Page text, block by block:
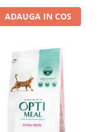
ADAUGA IN COS